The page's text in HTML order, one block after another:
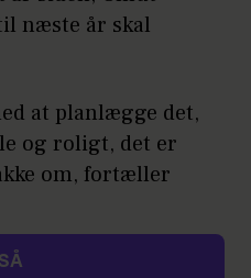
næste år skal
at planlægge det,
og roligt, det er
om, fortæller